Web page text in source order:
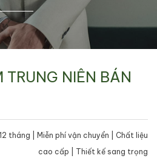
TRUNG NIÊN BÁN
tháng | Miễn phí vận chuyển | Chất liệu
cao cấp | Thiết kế sang trọng